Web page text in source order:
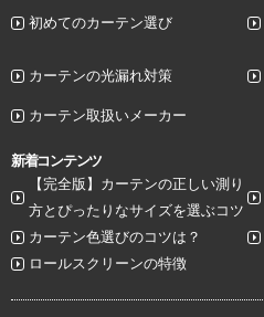
初めてのカーテン選び
カーテンの光漏れ対策
カーテン取扱いメーカー
新着コンテンツ
【完全版】カーテンの正しい測り
方とぴったりなサイズを選ぶコツ
カーテン色選びのコツは？
ロールスクリーンの特徴